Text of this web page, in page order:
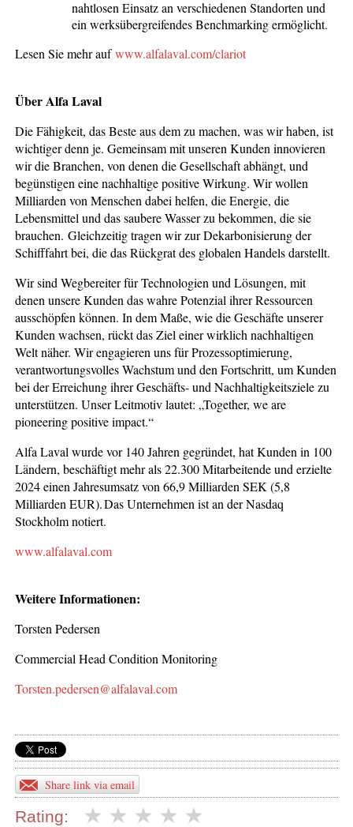
nahtlosen Einsatz an verschiedenen Standorten und
ein werksübergreifendes Benchmarking ermöglicht.
Lesen Sie mehr aufwww.alfalaval.com/clariot
Über Alfa Laval
Die Fähigkeit, das Beste aus dem zu machen, was wir haben, ist
wichtiger denn je. Gemeinsam mit unseren Kunden innovieren
wir die Branchen, von denen die Gesellschaft abhängt, und
begünstigen eine nachhaltige positive Wirkung. Wir wollen
Milliarden von Menschen dabei helfen, die Energie, die
Lebensmittel und das saubere Wasser zu bekommen, die sie
brauchen. Gleichzeitig tragen wir zur Dekarbonisierung der
Schifffahrt bei, die das Rückgrat des globalen Handels darstellt.
Wir sind Wegbereiter für Technologien und Lösungen, mit
denen unsere Kunden das wahre Potenzial ihrer Ressourcen
ausschöpfen können. In dem Maße, wie die Geschäfte unserer
Kunden wachsen, rückt das Ziel einer wirklich nachhaltigen
Welt näher. Wir engagieren uns für Prozessoptimierung,
verantwortungsvolles Wachstum und den Fortschritt, um Kunden
bei der Erreichung ihrer Geschäfts- und Nachhaltigkeitsziele zu
unterstützen. Unser Leitmotiv lautet: „Together, we are
pioneering positive impact.“
Alfa Laval wurde vor 140 Jahren gegründet, hat Kunden in 100
Ländern, beschäftigt mehr als 22.300 Mitarbeitende und erzielte
2024 einen Jahresumsatz von 66,9 Milliarden SEK (5,8
Milliarden EUR). Das Unternehmen ist an der Nasdaq
Stockholm notiert.
www.alfalaval.com
Weitere Informationen:
Torsten Pedersen
Commercial Head Condition Monitoring
Torsten.pedersen@alfalaval.com
Share link via email
Rating: